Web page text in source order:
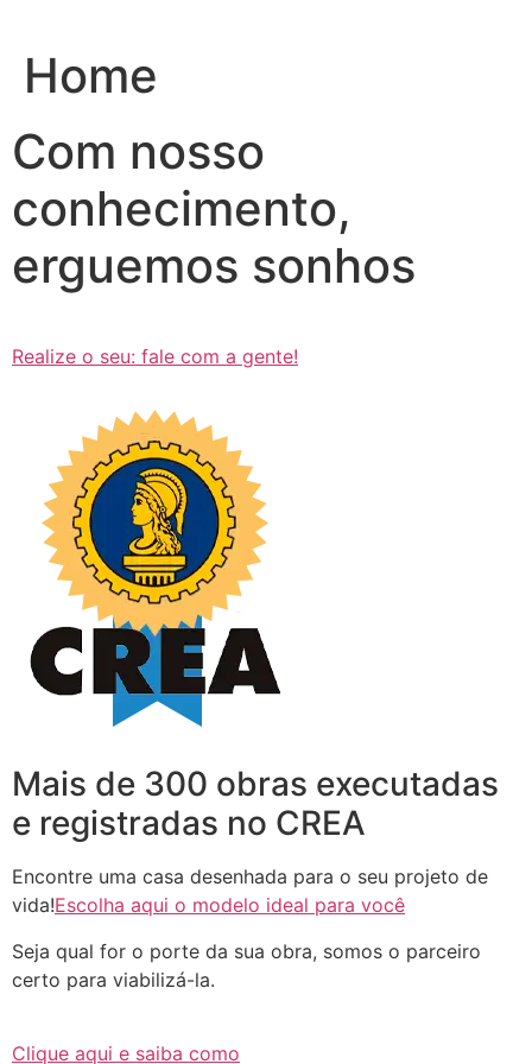
conteúdo
Home
Com nosso
conhecimento,
erguemos sonhos
Realize o seu: fale com a gente!
Mais de 300 obras executadas
e registradas no CREA
Encontre uma casa desenhada para o seu projeto de
vida!Escolha aqui o modelo ideal para você
Seja qual for o porte da sua obra, somos o parceiro
certo para viabilizá-la.
Clique aqui e saiba como